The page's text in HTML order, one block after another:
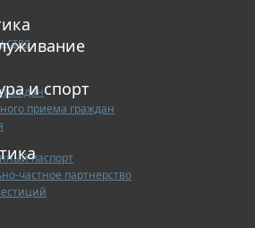
приема граждан
паспорт
частное партнерство
и спорт